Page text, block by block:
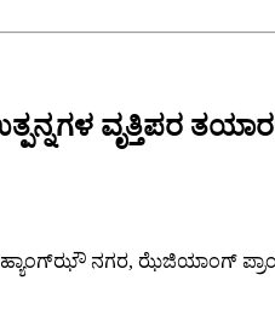
ವೃತ್ತಿಪರ
ನಗರ, ಝೆಜಿಯಾಂಗ್